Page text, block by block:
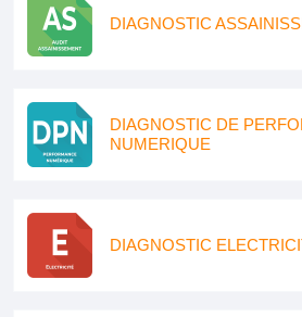
DIAGNOSTIC
DIAGNOSTIC DE
NUMERIQUE
DIAGNOSTIC